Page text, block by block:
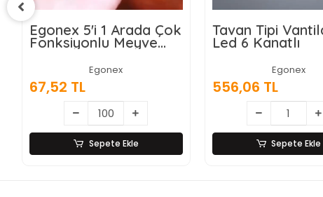
Tavan Tipi Vantilatör
Led 6 Kanatlı
Egonex
556,06 TL
Sepete Ekle
Wasspender
Akıllı Su Sebili -
Dokunmatik
Egonex
9.028,87 TL
Sepete Ekle